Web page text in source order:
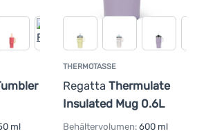
ml
THERMOTASSE
Regatta Thermulate
Insulated Mug 0.6L
Behältervolumen: 600 ml